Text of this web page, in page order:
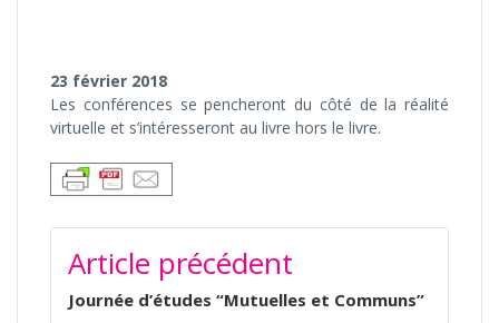
23 février 2018
Les conférences se pencheront du côté de la réalité
virtuelle et s’intéresseront au livre hors le livre.
NAVIGATION
DE
L’ARTICLE
Article précédent
Journée d’études “Mutuelles et Communs”